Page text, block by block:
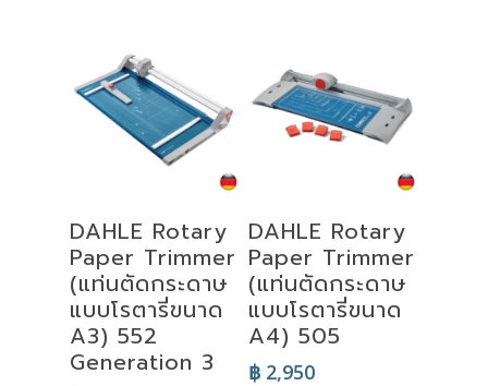
Add To Cart
DAHLE Rotary
Paper Trimmer
(แท่นตัดกระดาษ
แบบโรตารี่ขนาด
A3) 552
Generation 3
Add To Cart
DAHLE Rotary
Paper Trimmer
(แท่นตัดกระดาษ
แบบโรตารี่ขนาด
A4) 505
฿2,950